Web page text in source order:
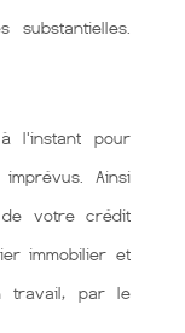
substantielles.
l'instant pour
Ainsi
de votre crédit
immobilier et
travail, par le